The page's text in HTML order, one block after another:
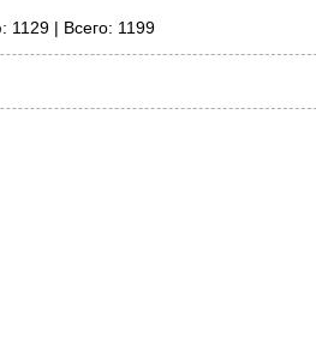
1129 | Всего: 1199